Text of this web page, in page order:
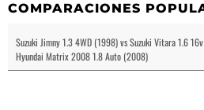
COMPARACIONES
Suzuki Jimny 1.3 4WD (1998) vs Suzuki Vitara 1.6
Hyundai Matrix 2008 1.8 Auto (2008)